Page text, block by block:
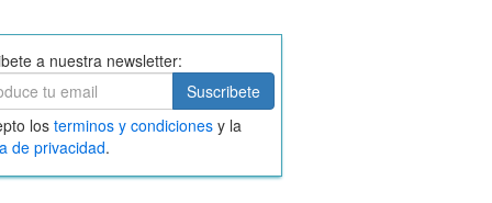
a nuestra newsletter:
Suscribete
los terminos y condiciones y la
de privacidad.